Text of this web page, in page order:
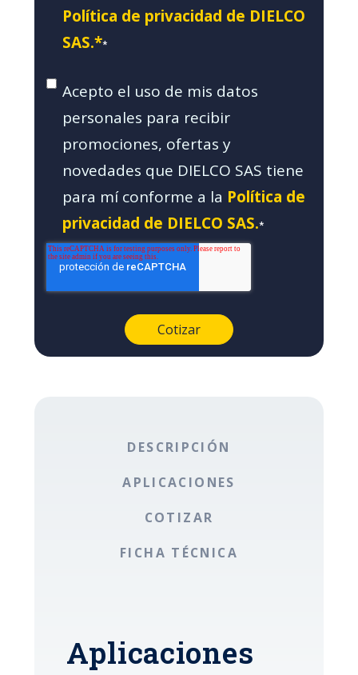
Política de privacidad de DIELCO
SAS.**
Acepto el uso de mis datos
personales para recibir
promociones, ofertas y
novedades que DIELCO SAS tiene
para mí conforme a la Política de
privacidad de DIELCO SAS.*
DESCRIPCIÓN
APLICACIONES
COTIZAR
FICHA TÉCNICA
Aplicaciones